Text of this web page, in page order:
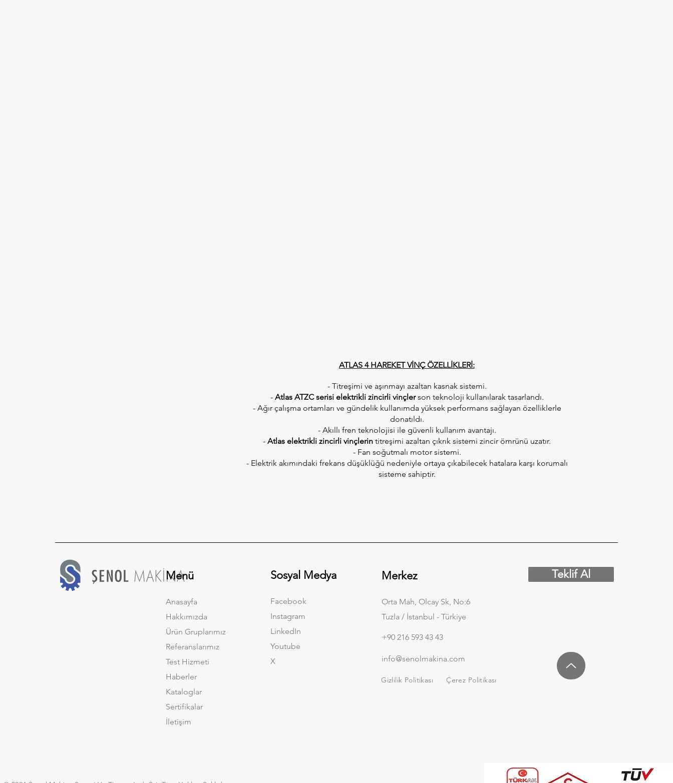
ATLAS 4 HAREKET VİNÇ ÖZELLİKLERİ:
- Titreşimi ve aşınmayı azaltan kasnak sistemi.
- Atlas ATZC serisi elektrikli zincirli vinçlerson teknoloji kullanılarak tasarlandı.
- Ağır çalışma ortamları ve gündelik kullanımda yüksek performans sağlayan özelliklerle
donatıldı.
- Akıllı fren teknolojisi ile güvenli kullanım avantajı.
- Atlas elektrikli zincirli vinçlerin titreşimi azaltan çıkrık sistemi zincir ömrünü uzatır.
- Fan soğutmalı motor sistemi.
- Elektrik akımındaki frekans düşüklüğü nedeniyle ortaya çıkabilecek hatalara karşı korumalı
sisteme sahiptir.
Menü
Anasayfa
Hakkımızda
Ürün Gruplarımız
Referanslarımız
Test Hizmeti
Haberler
Kataloglar
Sertifikalar
İletişim
Sosyal Medya
Facebook
Instagram
LinkedIn
Youtube
X
Merkez
Orta Mah, Olcay Sk, No:6
Tuzla / İstanbul - Türkiye
+90 216 593 43 43
info@senolmakina.com
Gizlilik Politikası Çerez Politikası
Teklif Al